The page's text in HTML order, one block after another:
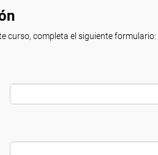
curso, completa el siguiente formulario: